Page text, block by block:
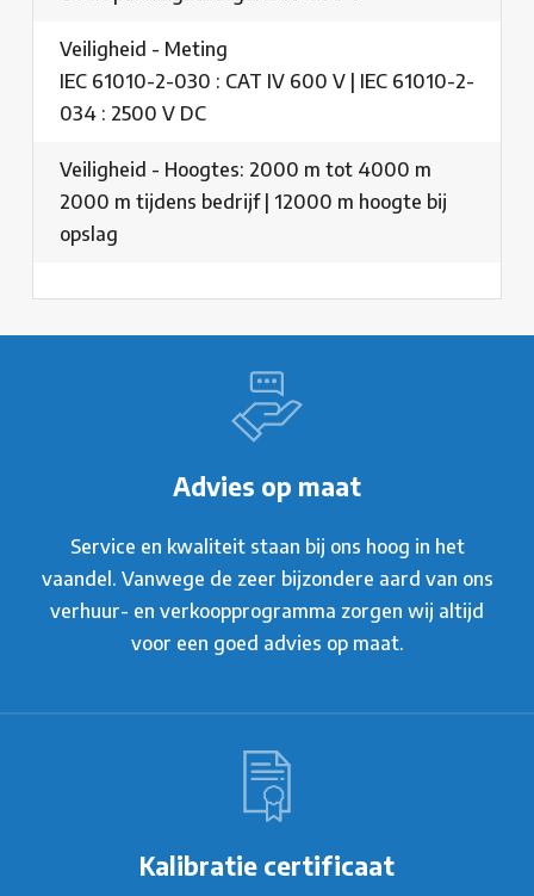
Veiligheid - Meting
IEC 61010-2-030 : CAT IV 600 V | IEC 61010-2-
034 : 2500 V DC
Veiligheid - Hoogtes: 2000 m tot 4000 m
2000 m tijdens bedrijf | 12000 m hoogte bij
opslag
Advies op maat
Service en kwaliteit staan bij ons hoog in het
vaandel. Vanwege de zeer bijzondere aard van ons
verhuur- en verkoopprogramma zorgen wij altijd
voor een goed advies op maat.
Kalibratie certificaat